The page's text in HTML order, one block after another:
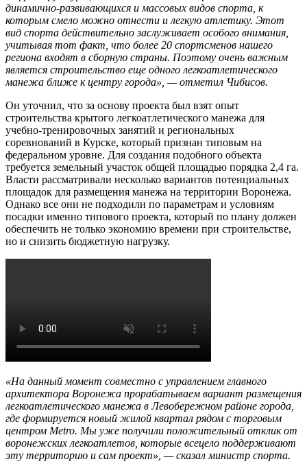
динамично-развивающихся и массовых видов спорта, к
которым смело можно отнести и легкую атлетику. Этот
вид спорта действительно заслуживает особого внимания,
учитывая тот факт, что более 20 спортсменов нашего
региона входят в сборную страны. Поэтому очень важным
является строительство еще одного легкоатлетического
манежа ближе к центру города», — отметил Чибисов.
Он уточнил, что за основу проекта был взят опыт
строительства крытого легкоатлетического манежа для
учебно-тренировочных занятий и региональных
соревнований в Курске, который признан типовым на
федеральном уровне. Для создания подобного объекта
требуется земельный участок общей площадью порядка 2,4 га.
Власти рассматривали несколько вариантов потенциальных
площадок для размещения манежа на территории Воронежа.
Однако все они не подходили по параметрам и условиям
посадки именно типового проекта, который по плану должен
обеспечить не только экономию времени при строительстве,
но и снизить бюджетную нагрузку.
«На данный момент совместно с управлением главного
архитектора Воронежа прорабатываем вариант размещения
легкоатлетического манежа в Левобережном районе города,
где формируется новый жилой квартал рядом с торговым
центром Metro. Мы уже получили положительный отклик от
воронежских легкоатлетов, которые всецело поддерживают
эту территорию и сам проект», — сказал министр спорта.